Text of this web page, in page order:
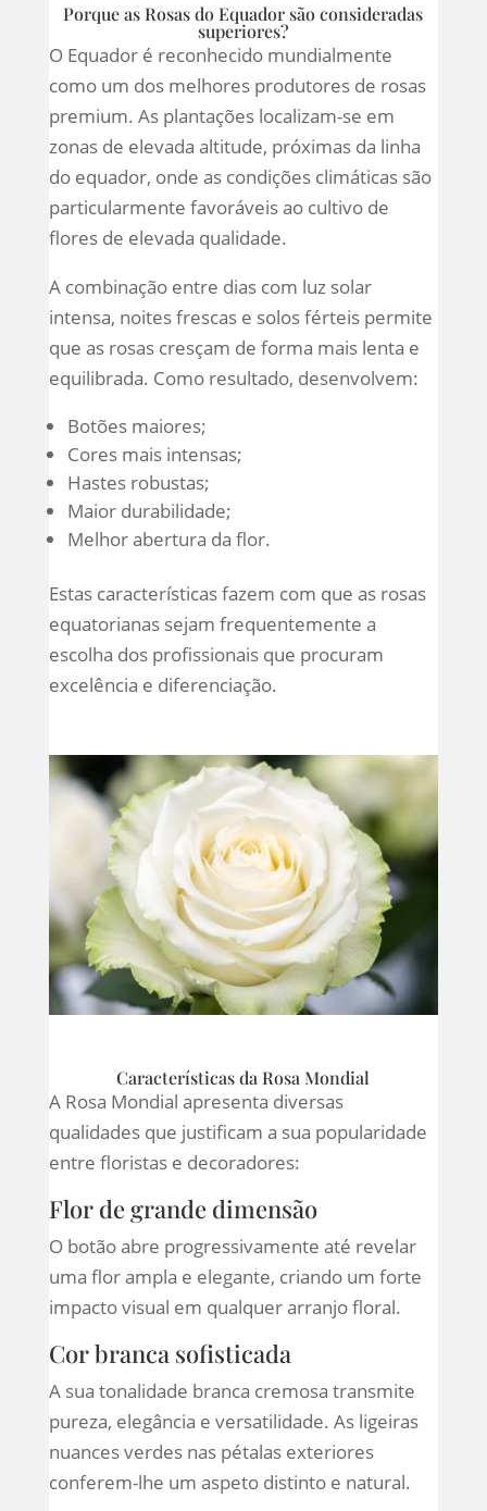
Porque as Rosas do Equador são consideradas
superiores?
O Equador é reconhecido mundialmente
como um dos melhores produtores de rosas
premium. As plantações localizam-se em
zonas de elevada altitude, próximas da linha
do equador, onde as condições climáticas são
particularmente favoráveis ao cultivo de
flores de elevada qualidade.
A combinação entre dias com luz solar
intensa, noites frescas e solos férteis permite
que as rosas cresçam de forma mais lenta e
equilibrada. Como resultado, desenvolvem:
Botões maiores;
Cores mais intensas;
Hastes robustas;
Maior durabilidade;
Melhor abertura da flor.
Estas características fazem com que as rosas
equatorianas sejam frequentemente a
escolha dos profissionais que procuram
excelência e diferenciação.
Características da Rosa Mondial
A Rosa Mondial apresenta diversas
qualidades que justificam a sua popularidade
entre floristas e decoradores:
Flor de grande dimensão
O botão abre progressivamente até revelar
uma flor ampla e elegante, criando um forte
impacto visual em qualquer arranjo floral.
Cor branca sofisticada
A sua tonalidade branca cremosa transmite
pureza, elegância e versatilidade. As ligeiras
nuances verdes nas pétalas exteriores
conferem-lhe um aspeto distinto e natural.